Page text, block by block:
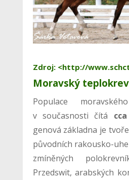
Zdroj: <http://
Moravský
Populace
v současnosti čítá
genová základna je
původních rakousko-
zmíněných
Przedswit, arabských